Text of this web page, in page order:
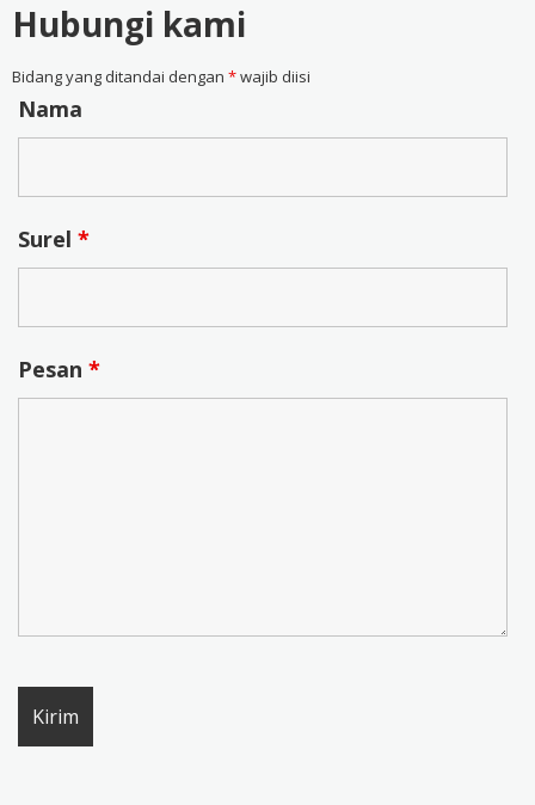
Hubungi kami
Bidang yang ditandai dengan *wajib diisi
Nama
Surel *
Pesan *